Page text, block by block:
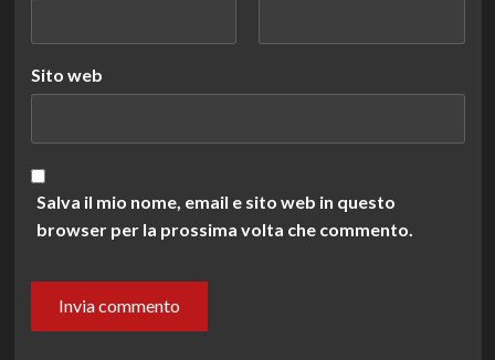
Sito web
Salva il mio nome, email e sito web in questo
browser per la prossima volta che commento.